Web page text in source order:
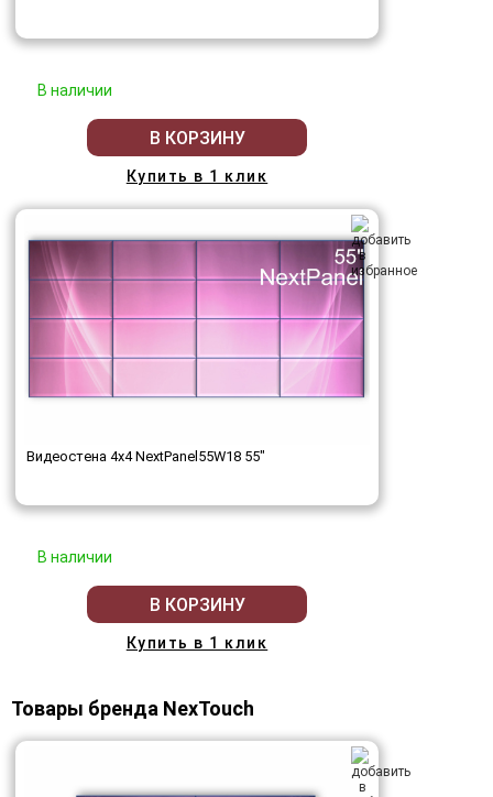
В наличии
В КОРЗИНУ
Купить в 1 клик
Видеостена 4x4 NextPanel55W18 55"
В наличии
В КОРЗИНУ
Купить в 1 клик
Товары бренда NexTouch